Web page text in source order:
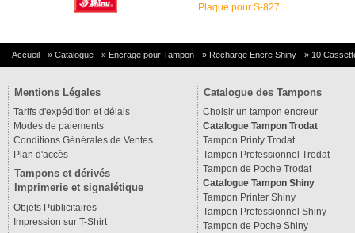
Plaque pour S-827
Accueil » Catalogue » Encrage pour Tampon » Recharge Encre Shiny » 10
Mentions Légales
Tarifs d'expédition et délais
Modes de paiements
Conditions Générales de Ventes
Plan d'accès
Tampons et dérivés
Imprimerie et signalétique
Objets Publicitaires
Impression sur T-Shirt
Catalogue des Tampons
Choisir un tampon encreur
Catalogue Tampon Trodat
Tampon Printy Trodat
Tampon Professionnel Trodat
Tampon de Poche Trodat
Catalogue Tampon Shiny
Tampon Printer Shiny
Tampon Professionnel Shiny
Tampon de Poche Shiny